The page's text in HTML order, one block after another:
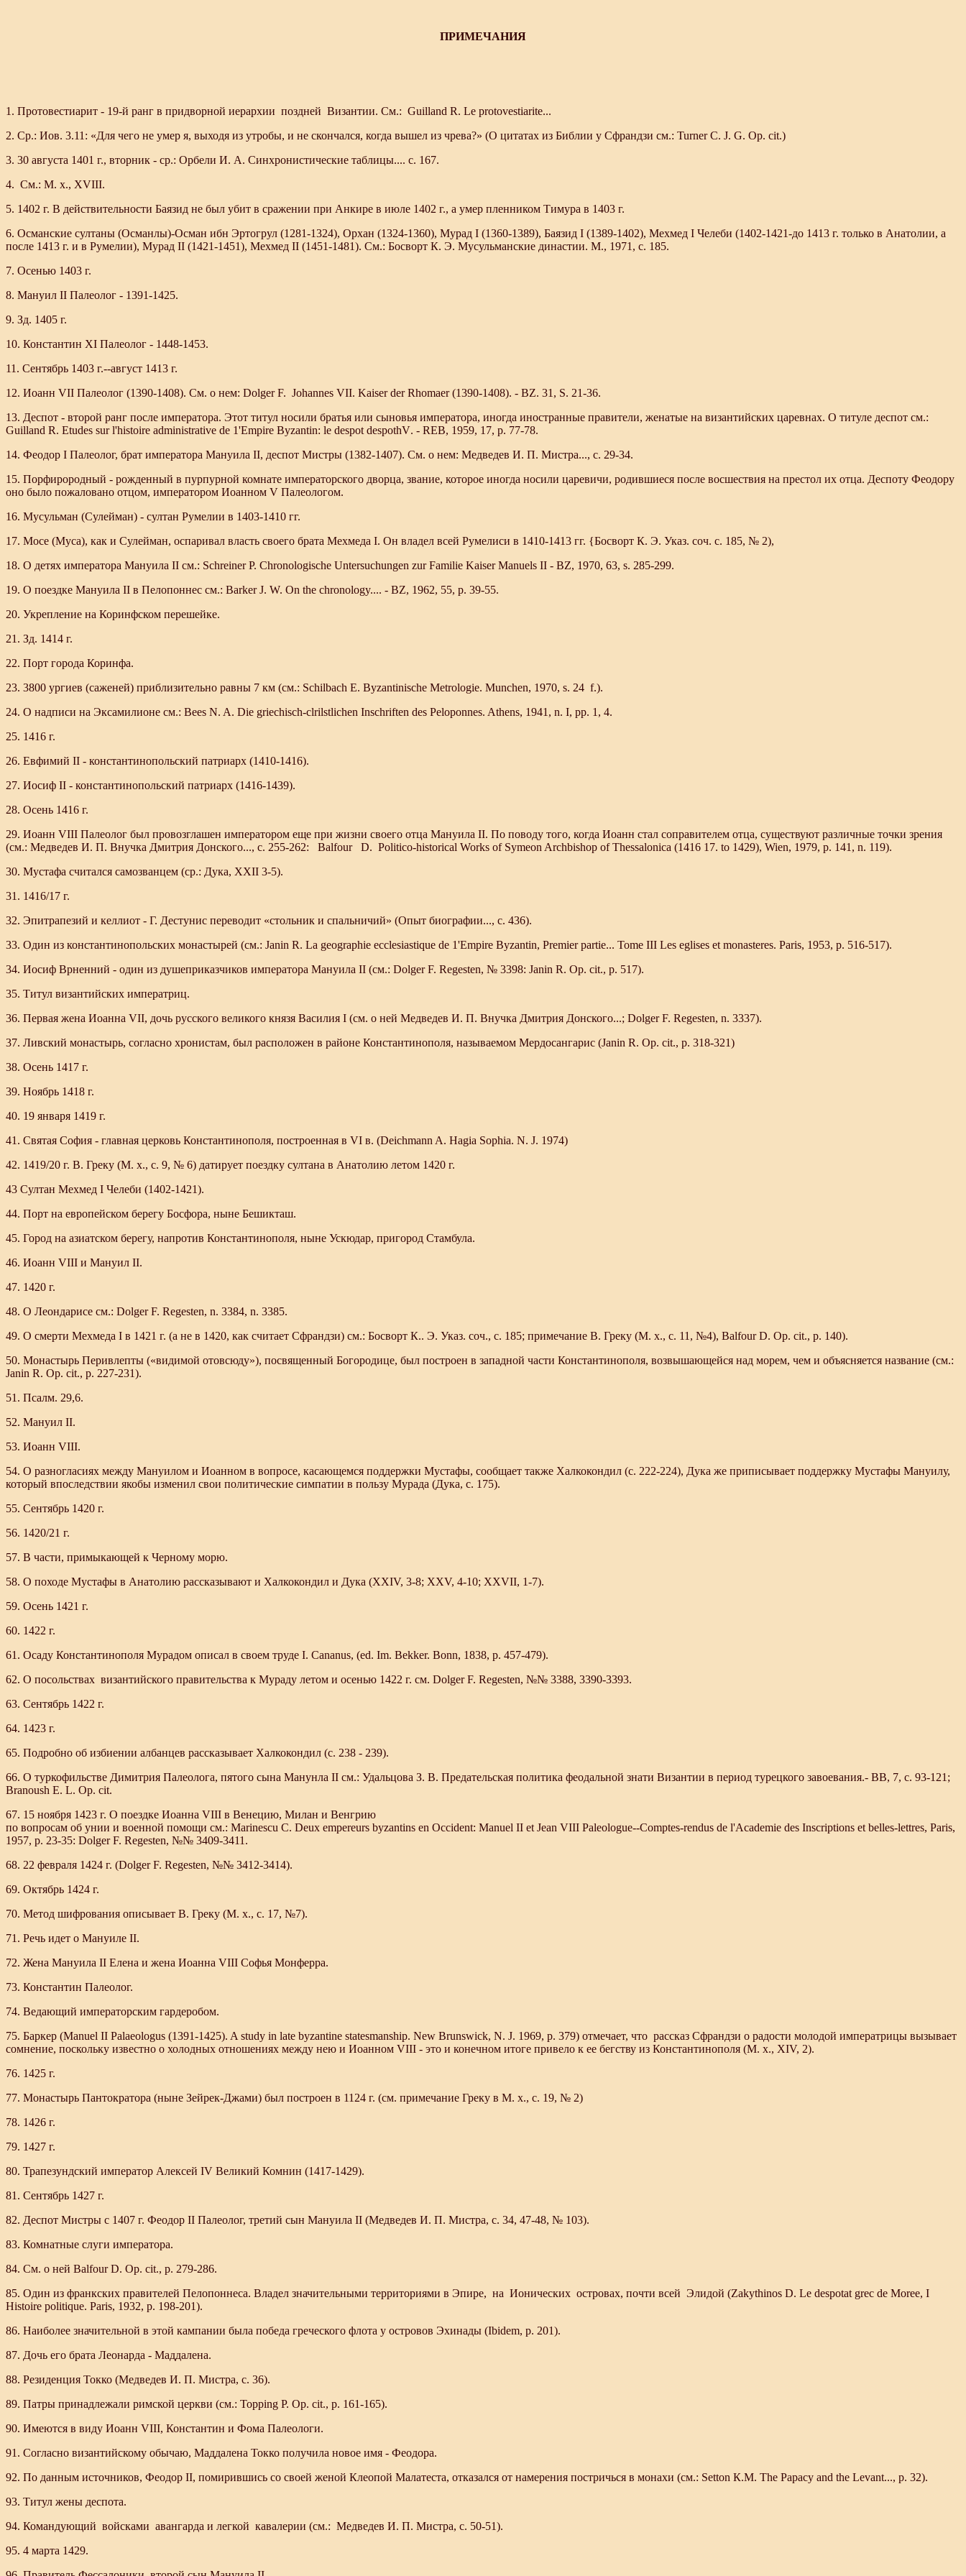
ПРИMEЧАНИЯ
1. Протовестиарит - 19-й ранг в придворной иерархии поздней Византии. Cм.: Guilland R. Le protovestiarite...
2. Ср.: Иов. 3.11: «Для чего не умер я, выходя из утробы, и не скончался, когда вышел из чрева?» (О цитатах из Библии у Сфрандзи см.: Turner С. J. G. Ор. cit.)
3. 30 августа 1401 г., вторник - ср.: Орбели И. А. Синхронистические таблицы.... с. 167.
4. См.: М. х., XVIII.
5. 1402 г. В действительности Баязид не был убит в сражении при Анкире в июле 1402 г., а умер пленником Тимура в 1403 г.
6. Османские султаны (Османлы)-Осман ибн Эртогрул (1281-1324), Орхан (1324-1360), Мурад I (1360-1389), Баязид I (1389-1402), Мехмед I Челеби (1402-1421-до 1413 г. только в Анатолии, а
после 1413 г. и в Румелии), Мурад II (1421-1451), Мехмед II (1451-1481). См.: Босворт К. Э. Мусульманские династии. М., 1971, с. 185.
7. Осенью 1403 г.
8. Мануил II Палеолог - 1391-1425.
9. Зд. 1405 г.
10. Константин XI Палеолог - 1448-1453.
11. Сентябрь 1403 г.--август 1413 г.
12. Иоанн VII Палеолог (1390-1408). См. о нем: Dolger F. Johannes VII. Kaiser der Rhomaer (1390-1408). - BZ. 31, S. 21-36.
13. Деспот - второй ранг после императора. Этот титул носили братья или сыновья императора, иногда иностранные правители, женатые на византийских царевнах. О титуле деспот см.:
Guilland R. Etudes sur l'histoire administrative de 1'Empire Byzantin: le despot despothV. - REB, 1959, 17, p. 77-78.
14. Феодор I Палеолог, брат императора Мануила II, деспот Мистры (1382-1407). См. о нем: Медведев И. П. Мистра..., с. 29-34.
15. Порфирородный - рожденный в пурпурной комнате императорского дворца, звание, которое иногда носили царевичи, родившиеся после восшествия на престол их отца. Деспоту Феодору
оно было пожаловано отцом, императором Иоанном V Палеологом.
16. Мусульман (Сулейман) - султан Румелии в 1403-1410 гг.
17. Мосе (Муса), как и Сулейман, оспаривал власть своего брата Мехмеда I. Он владел всей Румелиси в 1410-1413 гг. {Босворт К. Э. Указ. соч. с. 185, № 2),
18. О детях императора Мануила II см.: Schreiner P. Chronologische Untersuchungen zur Familie Kaiser Manuels II - BZ, 1970, 63, s. 285-299.
19. О поездке Мануила II в Пелопоннес см.: Barker J. W. On the chronology.... - BZ, 1962, 55, p. 39-55.
20. Укрепление на Коринфском перешейке.
21. Зд. 1414 г.
22. Порт города Коринфа.
23. 3800 ургиев (саженей) приблизительно равны 7 км (см.: Schilbach Е. Вуzantinische Metrologie. Munchen, 1970, s. 24 f.).
24. О надписи на Эксамилионе см.: Bees N. A. Die griechisch-clrilstlichen Inschriften des Peloponnes. Athens, 1941, n. I, pp. 1, 4.
25. 1416 г.
26. Евфимий II - константинопольский патриарх (1410-1416).
27. Иосиф II - константинопольский патриарх (1416-1439).
28. Осень 1416 г.
29. Иоанн VIII Палеолог был провозглашен императором еще при жизни своего отца Мануила II. По поводу того, когда Иоанн стал соправителем отца, существуют различные точки зрения
(см.: Медведев И. П. Внучка Дмитрия Донского..., с. 255-262: Balfour D. Politico-historical Works of Symeon Archbishop of Thessalonica (1416 17. to 1429), Wien, 1979, p. 141, n. 119).
30. Мустафа считался самозванцем (ср.: Дука, ХХII 3-5).
31. 1416/17 г.
32. Эпитрапезий и келлиот - Г. Дестунис переводит «стольник и спальничий» (Опыт биографии..., с. 436).
33. Один из константинопольских монастырей (см.: Janin R. La geographie ecclesiastique de 1'Empire Byzantin, Premier partie... Tome III Les eglises et monasteres. Paris, 1953, p. 516-517).
34. Иосиф Врненний - один из душеприказчиков императора Мануила II (см.: Dolger F. Regesten, № 3398: Janin R. Op. cit., p. 517).
35. Титул византийских императриц.
36. Первая жена Иоанна VII, дочь русского великого князя Василия I (см. о ней Медведев И. П. Внучка Дмитрия Донского...; Dolger F. Regesten, n. 3337).
37. Ливский монастырь, согласно хронистам, был расположен в районе Константинополя, называемом Мердосангарис (Janin R. Op. cit., р. 318-321)
38. Осень 1417 г.
39. Ноябрь 1418 г.
40. 19 января 1419 г.
41. Святая София - главная церковь Константинополя, построенная в VI в. (Deichmann A. Hagia Sophia. N. J. 1974)
42. 1419/20 г. В. Греку (М. х., с. 9, № 6) датирует поездку султана в Анатолию летом 1420 г.
43 Султан Мехмед I Челеби (1402-1421).
44. Порт на европейском берегу Босфора, ныне Бешикташ.
45. Город на азиатском берегу, напротив Константинополя, ныне Ускюдар, пригород Стамбула.
46. Иоанн VIII и Мануил II.
47. 1420 г.
48. О Леондарисе см.: Dolger F. Regesten, n. 3384, n. 3385.
49. О смерти Мехмеда I в 1421 г. (а не в 1420, как считает Сфрандзи) см.: Босворт К.. Э. Указ. соч., с. 185; примечание В. Греку (М. х., с. 11, №4), Balfour D. Op. cit., p. 140).
50. Монастырь Перивлепты («видимой отовсюду»), посвященный Богородице, был построен в западной части Константинополя, возвышающейся над морем, чем и объясняется название (см.:
Janin R. Op. cit., р. 227-231).
51. Псалм. 29,6.
52. Мануил II.
53. Иоанн VIII.
54. О разногласиях между Мануилом и Иоанном в вопросе, касающемся поддержки Мустафы, сообщает также Халкокондил (с. 222-224), Дука же приписывает поддержку Мустафы Мануилу,
который впоследствии якобы изменил свои политические симпатии в пользу Мурада (Дука, с. 175).
55. Сентябрь 1420 г.
56. 1420/21 г.
57. В части, примыкающей к Черному морю.
58. О походе Мустафы в Анатолию рассказывают и Халкокондил и Дука (XXIV, 3-8; XXV, 4-10; XXVII, 1-7).
59. Осень 1421 г.
60. 1422 г.
61. Осаду Константинополя Мурадом описал в своем труде I. Cananus, (ed. Im. Bekker. Bonn, 1838, p. 457-479).
62. О посольствах византийского правительства к Мураду летом и осенью 1422 г. см. Dolger F. Regesten, №№ 3388, 3390-3393.
63. Сентябрь 1422 г.
64. 1423 г.
65. Подробно об избиении албанцев рассказывает Халкокондил (с. 238 - 239).
66. О туркофильстве Димитрия Палеолога, пятого сына Манунла II см.: Удальцова З. В. Предательская политика феодальной знати Византии в период турецкого завоевания.- ВВ, 7, с. 93-121;
Branoush E. L. Op. cit.
67. 15 ноября 1423 г. О поездке Иоанна VIII в Венецию, Милан и Венгрию
по вопросам об унии и военной помощи см.: Marinescu С. Deux empereurs byzantins en Occident: Manuel II et Jean VIII Paleologue--Comptes-rendus de l'Academie des Inscriptions et belles-lettres, Paris,
1957, p. 23-35: Dolger F. Regesten, №№ 3409-3411.
68. 22 февраля 1424 г. (Dolger F. Regesten, №№ 3412-3414).
69. Октябрь 1424 г.
70. Метод шифрования описывает В. Греку (М. х., с. 17, №7).
71. Речь идет о Мануиле II.
72. Жена Мануила II Елена и жена Иоанна VIII Софья Монферра.
73. Константин Палеолог.
74. Ведающий императорским гардеробом.
75. Баркер (Manuel II Palaeologus (1391-1425). A study in late byzantine statesmanship. New Brunswick, N. J. 1969, p. 379) отмечает, что рассказ Сфрандзи о радости молодой императрицы вызывает
сомнение, поскольку известно о холодных отношениях между нею и Иоанном VIII - это и конечном итоге привело к ее бегству из Константинополя (М. х., XIV, 2).
76. 1425 г.
77. Монастырь Пантократора (ныне Зейрек-Джами) был построен в 1124 г. (см. примечание Греку в М. х., с. 19, № 2)
78. 1426 г.
79. 1427 г.
80. Трапезундский император Алексей IV Великий Комнин (1417-1429).
81. Сентябрь 1427 г.
82. Деспот Мистры с 1407 г. Феодор II Палеолог, третий сын Мануила II (Медведев И. П. Мистра, с. 34, 47-48, № 103).
83. Комнатные слуги императора.
84. См. о ней Balfour D. Op. cit., p. 279-286.
85. Один из франкских правителей Пелопоннеса. Владел значительными территориями в Эпире, на Ионических островах, почти всей Элидой (Zakythinos D. Le despotat grec de Moree, I
Histoire politique. Paris, 1932, p. 198-201).
86. Наиболее значительной в этой кампании была победа греческого флота у островов Эхинады (Ibidem, р. 201).
87. Дочь его брата Леонарда - Маддалена.
88. Резиденция Токко (Медведев И. П. Мистра, с. 36).
89. Патры принадлежали римской церкви (см.: Topping Р. Ор. cit., р. 161-165).
90. Имеются в виду Иоанн VIII, Константин и Фома Палеологи.
91. Согласно византийскому обычаю, Маддалена Токко получила новое имя - Феодора.
92. По данным источников, Феодор II, помирившись со своей женой Клеопой Малатеста, отказался от намерения постричься в монахи (см.: Setton К.М. The Papacy and the Levant..., р. 32).
93. Титул жены деспота.
94. Командующий войсками авангарда и легкой кавалерии (см.: Медведев И. П. Mистpa, с. 50-51).
95. 4 марта 1429.